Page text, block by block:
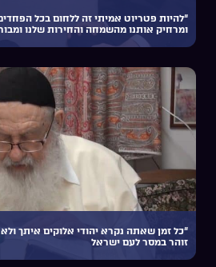
“להיות פטריוט אמיתי זה ללחום בכל
ומרחיק אותנו מהשמחה והחירות שלנו
“כל זמן שאתה נקרא יהודי אלוקים איתך
זוהר במסר לעם ישראל